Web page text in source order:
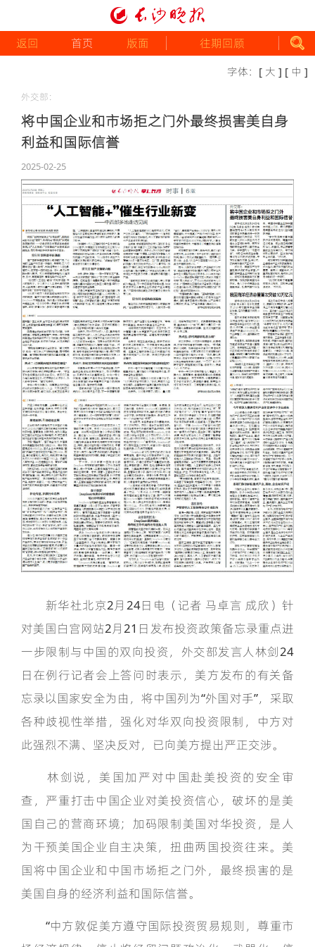
返回 首页 版面 往期回顾
字体： [ 大 ] [ 中 ]
外交部：
将中国企业和市场拒之门外最终损害美自身
利益和国际信誉
2025-02-25
新华社北京2月24日电（记者 马卓言 成欣）针
对美国白宫网站2月21日发布投资政策备忘录重点进
一步限制与中国的双向投资，外交部发言人林剑24
日在例行记者会上答问时表示，美方发布的有关备
忘录以国家安全为由，将中国列为“外国对手”，采取
各种歧视性举措，强化对华双向投资限制，中方对
此强烈不满、坚决反对，已向美方提出严正交涉。
林剑说，美国加严对中国赴美投资的安全审
查，严重打击中国企业对美投资信心，破坏的是美
国自己的营商环境；加码限制美国对华投资，是人
为干预美国企业自主决策，扭曲两国投资往来。美
国将中国企业和中国市场拒之门外，最终损害的是
美国自身的经济利益和国际信誉。
“中方敦促美方遵守国际投资贸易规则，尊重市